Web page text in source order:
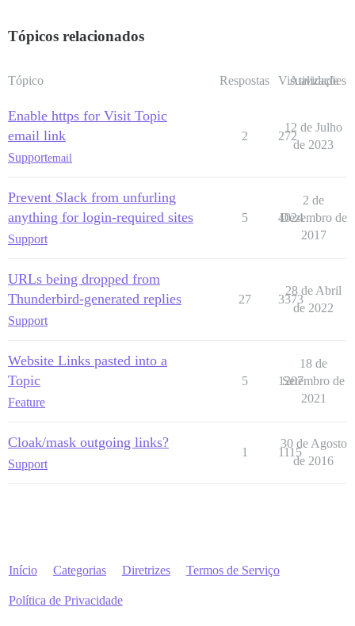
Tópicos relacionados
Tópico Respostas Visualizações
Atividade
Enable https for Visit Topic
email link
Supportemail
2 272
12 de Julho
de 2023
Prevent Slack from unfurling
anything for login-required sites
Support
5 4024
2 de
Dezembro de
2017
URLs being dropped from
Thunderbird-generated replies
Support
27 3373
28 de Abril
de 2022
Website Links pasted into a
Topic
Feature
5 1207
18 de
Setembro de
2021
Cloak/mask outgoing links?
Support
1 1115
30 de Agosto
de 2016
Início Categorias Diretrizes Termos de Serviço
Política de Privacidade